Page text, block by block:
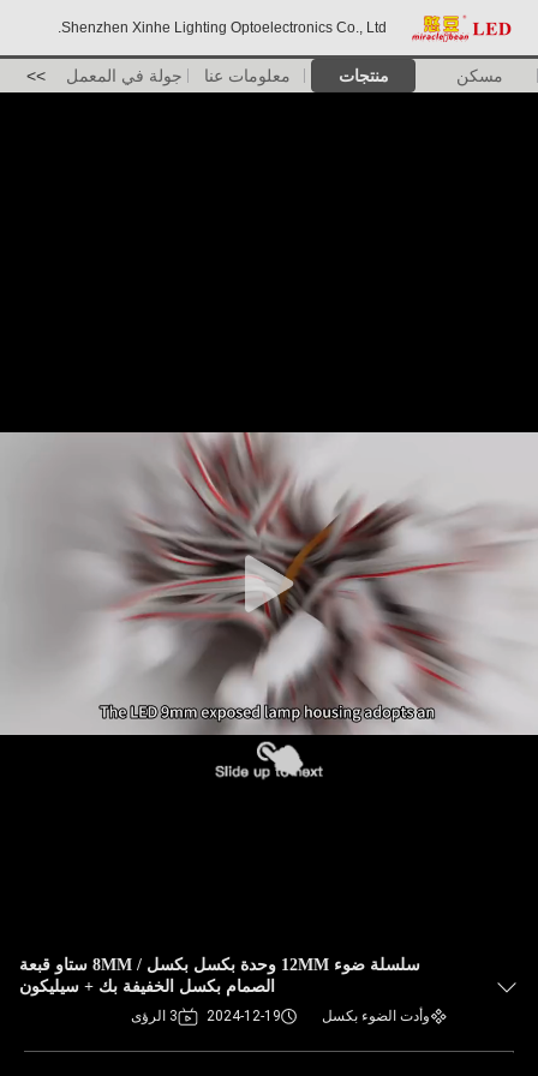
Shenzhen Xinhe Lighting Optoelectronics Co., Ltd.
مسكن منتجات معلومات عنا جولة في المعمل >>
سلسلة ضوء 12MM وحدة بكسل بكسل / 8MM ستاو قبعة
الصمام بكسل الخفيفة بك + سيليكون
وأدت الضوء بكسل 2024-12-19 3 الرؤى